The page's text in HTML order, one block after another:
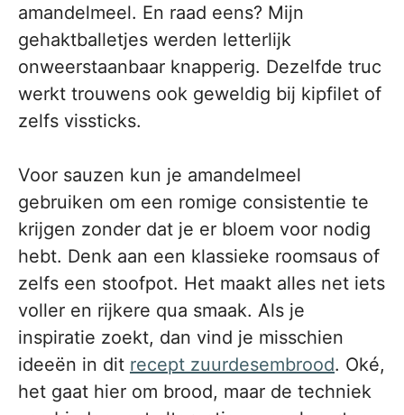
amandelmeel. En raad eens? Mijn
gehaktballetjes werden letterlijk
onweerstaanbaar knapperig. Dezelfde truc
werkt trouwens ook geweldig bij kipfilet of
zelfs vissticks.
Voor sauzen kun je amandelmeel
gebruiken om een romige consistentie te
krijgen zonder dat je er bloem voor nodig
hebt. Denk aan een klassieke roomsaus of
zelfs een stoofpot. Het maakt alles net iets
voller en rijkere qua smaak. Als je
inspiratie zoekt, dan vind je misschien
ideeën in dit recept zuurdesembrood. Oké,
het gaat hier om brood, maar de techniek